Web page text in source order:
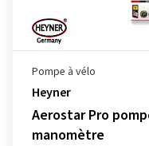
Pompe à vélo
Heyner
Aerostar Pro
manomètre